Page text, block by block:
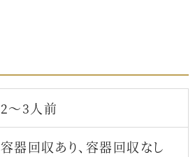
2〜3人前
容器回収あり、容器回収なし